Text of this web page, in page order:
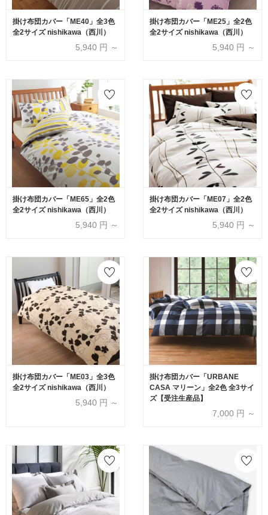
掛け布団カバー「ME40」全3色
全2サイズ nishikawa（西川）
5,940 円 ～
掛け布団カバー「ME25」全2色
全2サイズ nishikawa（西川）
5,940 円 ～
掛け布団カバー「ME65」全2色
全2サイズ nishikawa（西川）
5,940 円 ～
掛け布団カバー「ME07」全2色
全2サイズ nishikawa（西川）
5,940 円 ～
掛け布団カバー「ME03」全3色
全2サイズ nishikawa（西川）
5,940 円 ～
掛け布団カバー「URBANE
CASA マリーン」全2色 全3サイ
ズ【受注生産品】
7,000 円 ～